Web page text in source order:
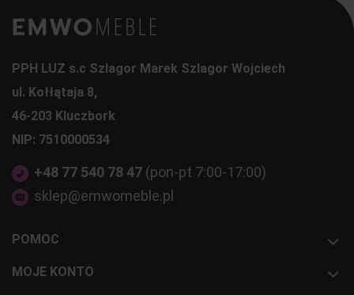
PPH LUZ s.c Szlagor Marek Szlagor Wojciech
ul. Kołłątaja 8,
46-203 Kluczbork
NIP: 7510000534
+48 77 540 78 47 (pon-pt 7:00-17:00)
sklep@emwomeble.pl
POMOC
MOJE KONTO